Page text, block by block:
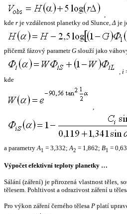
,
kde r je vzdálenost planetky od Slunce,Δ je
přičemž fázový parametrG slouží jako
, i
kde
,
a parametryA1 = 3,332;A2 = 1,862; B1 =
Výpočet efektivní teploty planetky …
Sálání (záření) je přirozená vlastnost těles,
tělesem. Pohltivost a odrazivost záření u
Pro výkon záření černého tělesa P platí